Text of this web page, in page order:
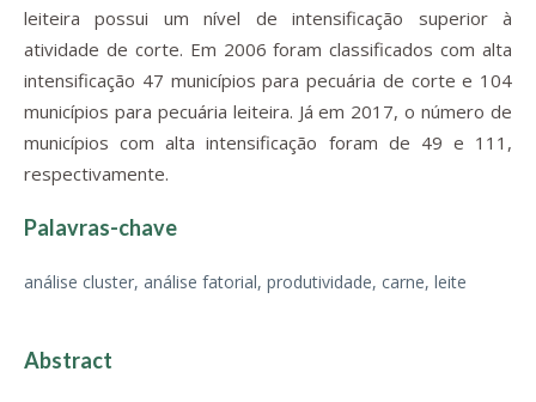
leiteira possui um nível de intensificação superior à
atividade de corte. Em 2006 foram classificados com alta
intensificação 47 municípios para pecuária de corte e 104
municípios para pecuária leiteira. Já em 2017, o número de
municípios com alta intensificação foram de 49 e 111,
respectivamente.
Palavras-chave
análise cluster, análise fatorial, produtividade, carne, leite
Abstract